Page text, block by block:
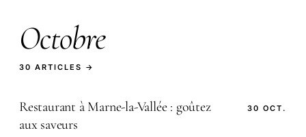
Octobre
30 ARTICLES →
Restaurant à Marne-la-Vallée : goûtez
aux saveurs
30 OCT.